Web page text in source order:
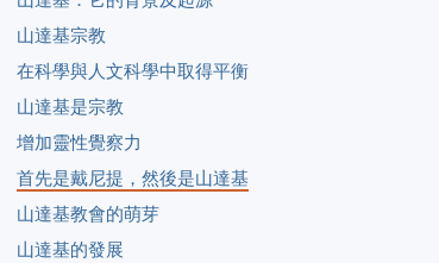
山達基宗教
在科學與人文科學中取得平衡
山達基是宗教
增加靈性覺察力
首先是戴尼提，然後是山達基
山達基教會的萌芽
山達基的發展